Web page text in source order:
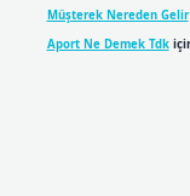
Müşterek Nereden Gelir
Aport Ne Demek Tdk